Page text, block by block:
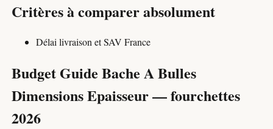
Critères à comparer absolument
Délai livraison et SAV France
Budget Guide Bache A Bulles
Dimensions Epaisseur — fourchettes
2026